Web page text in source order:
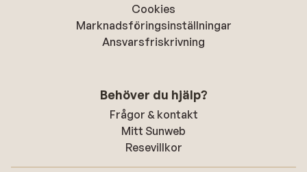
Cookies
Marknadsföringsinställningar
Ansvarsfriskrivning
Behöver du hjälp?
Frågor & kontakt
Mitt Sunweb
Resevillkor